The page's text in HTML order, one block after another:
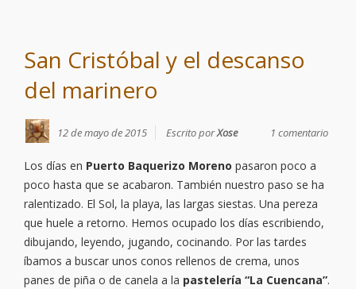
San Cristóbal y el descanso
del marinero
12 de mayo de 2015 1 comentario
Escrito porXose
Los días en Puerto Baquerizo Moreno pasaron poco a
poco hasta que se acabaron. También nuestro paso se ha
ralentizado. El Sol, la playa, las largas siestas. Una pereza
que huele a retorno. Hemos ocupado los días escribiendo,
dibujando, leyendo, jugando, cocinando. Por las tardes
íbamos a buscar unos conos rellenos de crema, unos
panes de piña o de canela a la pastelería “La Cuencana”.